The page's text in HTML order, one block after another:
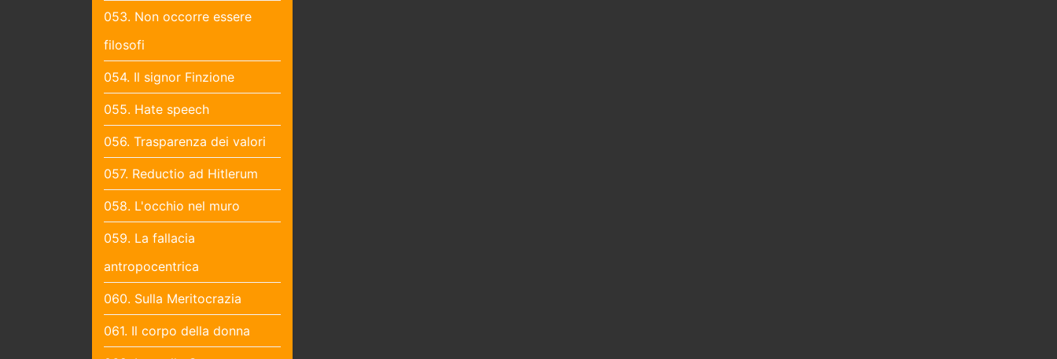
053. Non occorre essere
filosofi
054. Il signor Finzione
055. Hate speech
056. Trasparenza dei valori
057. Reductio ad Hitlerum
058. L'occhio nel muro
059. La fallacia
antropocentrica
060. Sulla Meritocrazia
061. Il corpo della donna